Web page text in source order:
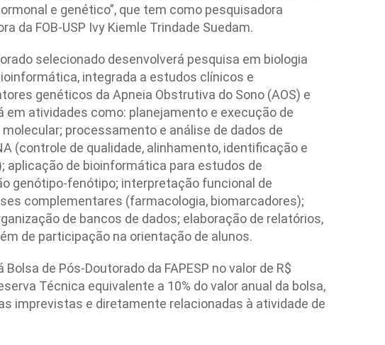
e genético”, que tem como pesquisadora
da FOB-USP Ivy Kiemle Trindade Suedam.
selecionado desenvolverá pesquisa em biologia
integrada a estudos clínicos e
genéticos da Apneia Obstrutiva do Sono (AOS) e
em atividades como: planejamento e execução de
processamento e análise de dados de
(controle de qualidade, alinhamento, identificação e
aplicação de bioinformática para estudos de
genótipo-fenótipo; interpretação funcional de
complementares (farmacologia, biomarcadores);
de bancos de dados; elaboração de relatórios,
de participação na orientação de alunos.
de Pós-Doutorado da FAPESP no valor de R$
Técnica equivalente a 10% do valor anual da bolsa,
imprevistas e diretamente relacionadas à atividade de